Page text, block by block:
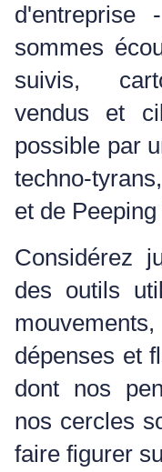
d'entreprise
sommes
suivis,
vendus et
possible par
techno-
et de Peeping
Considérez
des outils
dépenses et
dont nos
nos cercles
faire figurer